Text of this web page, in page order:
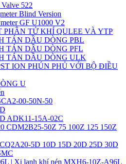
522
Blind Version
GF U1000 V2
PHÂN TỬ KHÍ QULEE VÀ YTP
TÁN DẦU DÒNG PBL
TÁN DẦU DÒNG PFL
TÁN DẦU DÒNG ULK
ION PHÚN PHỦ VỚI BỘ ĐIỀU
U
00-50N-50
ADK11-15A-02C
CDM2B25-50Z 75 100Z 125 150Z
5D 10D 15D 20D 25D 30D
| Xi lanh khí nén MXH6-10Z-A96L